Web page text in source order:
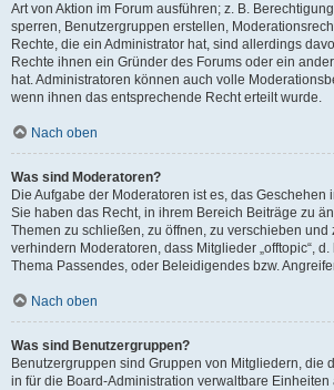
Art von Aktion im Forum ausführen; z. B.
sperren, Benutzergruppen erstellen,
Rechte, die ein Administrator hat, sind allerdings
Rechte ihnen ein Gründer des Forums oder ein
hat. Administratoren können auch volle
wenn ihnen das entsprechende Recht erteilt wurde.
Nach oben
Was sind Moderatoren?
Die Aufgabe der Moderatoren ist es, das Geschehen
Sie haben das Recht, in ihrem Bereich Beiträge zu
Themen zu schließen, zu öffnen, zu verschieben
verhindern Moderatoren, dass Mitglieder „offtopic“,
Thema Passendes, oder Beleidigendes bzw.
Nach oben
Was sind Benutzergruppen?
Benutzergruppen sind Gruppen von Mitgliedern, die
in für die Board-Administration verwaltbare Einheiten